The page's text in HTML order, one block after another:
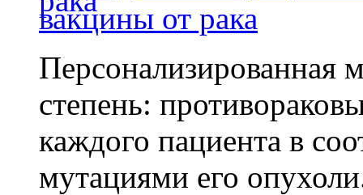
вакцины от рака
Персонализированная
степень:
каждого пациента в
мутациями его